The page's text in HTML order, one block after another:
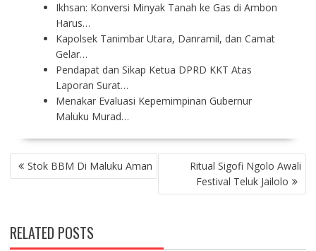
Ikhsan: Konversi Minyak Tanah ke Gas di Ambon
Harus…
Kapolsek Tanimbar Utara, Danramil, dan Camat
Gelar…
Pendapat dan Sikap Ketua DPRD KKT Atas
Laporan Surat…
Menakar Evaluasi Kepemimpinan Gubernur
Maluku Murad…
P
O
N
A
Stok BBM Di Maluku Aman
Ritual Sigofi Ngolo Awali
Festival Teluk Jailolo
RELATED POSTS